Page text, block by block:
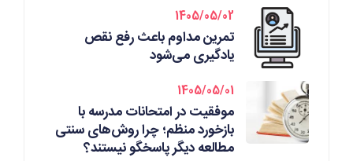
1405/05/02
تمرین مداوم باعث رفع نقص
یادگیری می‌شود
1405/05/01
موفقیت در امتحانات مدرسه با
بازخورد منظم؛ چرا روش‌های سنتی
مطالعه دیگر پاسخگو نیستند؟